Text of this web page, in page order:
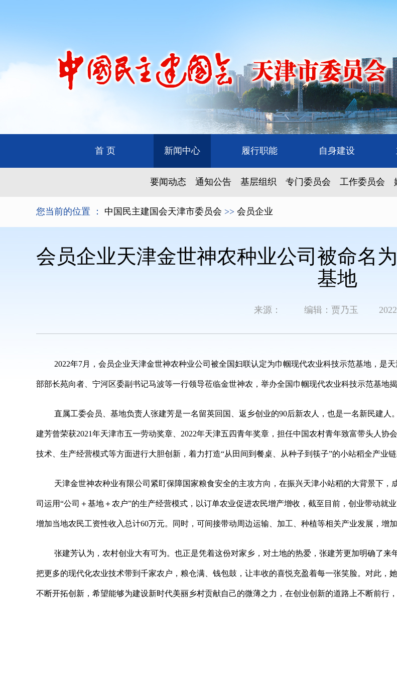
首 页 新闻中心 履行职能 自身建设
要闻动态 通知公告 基层组织 专门委员会 工作委员会
您当前的位置 ： 中国民主建国会天津市委员会 >> 会员企业
会员企业天津金世神农种业公司被命名
基地
来源： 编辑：贾乃玉 2022-
2022年7月，会员企业天津金世神农种业公司被全国妇联认定为巾帼现代农业科技示范基地，是
部部长苑向者、宁河区委副书记马波等一行领导莅临金世神农，举办全国巾帼现代农业科技示范基地揭
直属工委会员、基地负责人张建芳是一名留英回国、返乡创业的90后新农人，也是一名新民建人
建芳曾荣获2021年天津市五一劳动奖章、2022年天津五四青年奖章，担任中国农村青年致富带头人
技术、生产经营模式等方面进行大胆创新，着力打造“从田间到餐桌、从种子到筷子”的小站稻全产业链
天津金世神农种业有限公司紧盯保障国家粮食安全的主攻方向，在振兴天津小站稻的大背景下
司运用“公司＋基地＋农户”的生产经营模式，以订单农业促进农民增产增收，截至目前，创业带动就
增加当地农民工资性收入总计60万元。同时，可间接带动周边运输、加工、种植等相关产业发展，增
张建芳认为，农村创业大有可为。也正是凭着这份对家乡，对土地的热爱，张建芳更加明确了来
把更多的现代化农业技术带到千家农户，粮仓满、钱包鼓，让丰收的喜悦充盈着每一张笑脸。对此，
不断开拓创新，希望能够为建设新时代美丽乡村贡献自己的微薄之力，在创业创新的道路上不断前行